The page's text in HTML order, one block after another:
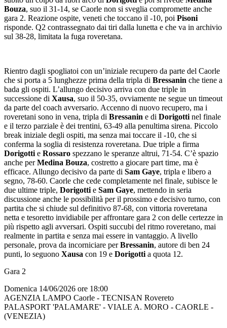
Bouza, suo il 31-14, se Caorle non si sveglia compromette anche
gara 2. Reazione ospite, veneti che toccano il -10, poi Pisoni
risponde. Q2 contrassegnato dai tiri dalla lunetta e che va in archivio
sul 38-28, limitata la fuga roveretana.
Rientro dagli spogliatoi con un’iniziale recupero da parte del Caorle
che si porta a 5 lunghezze prima della tripla di Bressanin che tiene a
bada gli ospiti. L’allungo decisivo arriva con due triple in
successione di Xausa, suo il 50-35, ovviamente ne segue un timeout
da parte del coach avversario. Accenno di nuovo recupero, ma i
roveretani sono in vena, tripla di Bressanin e di Dorigotti nel finale
e il terzo parziale è dei trentini, 63-49 alla penultima sirena. Piccolo
break iniziale degli ospiti, ma senza mai toccare il -10, che si
conferma la soglia di resistenza roveretana. Due triple a firma
Dorigotti e Rossaro spezzano le speranze altrui, 71-54. C’è spazio
anche perMedina Bouza, costretto a giocare part time, ma è
efficace. Allungo decisivo da parte di Sam Gaye, tripla e libero a
segno, 78-60. Caorle che cede completamente nel finale, subisce le
due ultime triple, Dorigotti e Sam Gaye, mettendo in seria
discussione anche le possibilità per il prossimo e decisivo turno, con
partita che si chiude sul definitivo 87-68, con vittoria roveretana
netta e tesoretto invidiabile per affrontare gara 2 con delle certezze in
più rispetto agli avversari. Ospiti succubi del ritmo roveretano, mai
realmente in partita e senza mai essere in vantaggio. A livello
personale, prova da incorniciare perBressanin, autore di ben 24
punti, lo seguono Xausa con 19 e Dorigotti a quota 12.
Gara 2
Domenica 14/06/2026 ore 18:00
AGENZIA LAMPO Caorle - TECNISAN Rovereto
PALASPORT 'PALAMARE' - VIALE A. MORO - CAORLE -
(VENEZIA)